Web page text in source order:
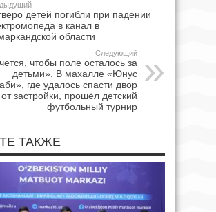
детей погибли при падении
в канал в
области
Следующий
чтобы поле осталось за
детьми». В махалле «Юнус
где удалось спасти двор
от застройки, прошёл детский
футбольный турнир
ТАКЖЕ